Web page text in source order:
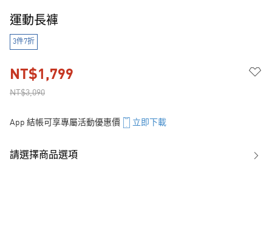
運動長褲
3件7折
NT$3,090
NT$1,799
App 結帳可享專屬活動優惠價 立即下載
請選擇商品選項